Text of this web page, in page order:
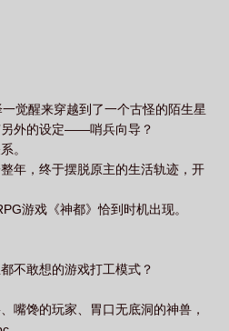
贪吃的灵兽、嘴馋的玩家、胃口无
一万步讲，灵泽不可以全天流水线烹
饭嗷嗷嗷！！！][神厨什么时候放
好不容易登出游戏舱回到现实，刚
铃被疯狂敲响，一看更不得了，一
在他家门口。个个垂涎欲滴地朝他
。叶泽：不敢睁开眼，希望是我的
泽还发现有个怪异的现象。那就是
的洗面奶攻击。对此叶泽表示。不
他还有些上瘾。不对劲，他好像有
乱患者·昔日军校战斗系首席哨兵塞
导的荣耀。合理利用自身优势才能
回家。-大灰狼露出了獠牙，小鹿将
郁但延迟觉醒的卷王向导受x武力值
1V1，有金手指，私设很多，攻受彼
觉醒来穿越到了一个古怪的陌生星
另外的设定——哨兵向导？
。
年，终于摆脱原主的生活轨迹，开
游戏《神都》恰到时机出现。
不敢想的游戏打工模式？
嘴馋的玩家、胃口无底洞的神兽，